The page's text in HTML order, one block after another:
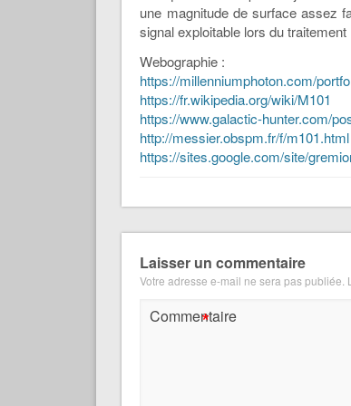
une magnitude de surface assez
signal exploitable lors du
Webographie :
https://millenniumphoton.com/
https://fr.wikipedia.org/wiki/M101
https://www.galactic-hunter.com/
http://messier.obspm.fr/f/m101.html
https://sites.google.com/site/
Laisser un commentaire
Votre adresse e-mail ne sera pas publiée.
Commentaire
*